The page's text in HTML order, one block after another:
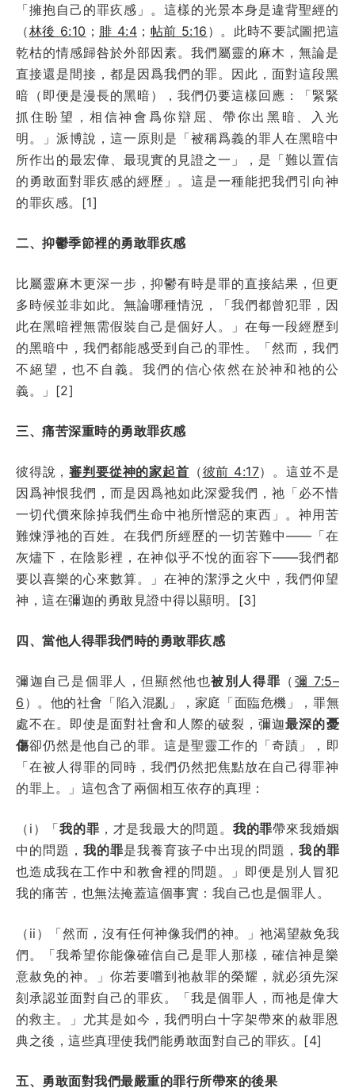
「擁抱自己的罪疚感」。這樣的光景本身是違背聖經的
（林後 6:10 ； 腓 4:4 ； 帖前 5:16 ）。此時不要試圖把這
乾枯的情感歸咎於外部因素。我們屬靈的麻木，無論是
直接還是間接，都是因爲我們的罪。因此，面對這段黑
暗（即便是漫長的黑暗），我們仍要這樣回應：「緊緊
抓住盼望，相信神會爲你辯屈、帶你出黑暗、入光
明。」派博說，這一原則是「被稱爲義的罪人在黑暗中
所作出的最宏偉、最現實的見證之一」，是「難以置信
的勇敢面對罪疚感的經歷」。這是一種能把我們引向神
的罪疚感。 [1]
二、抑鬱季節裡的勇敢罪疚感
比屬靈麻木更深一步，抑鬱有時是罪的直接結果，但更
多時候並非如此。無論哪種情況，「我們都曾犯罪，因
此在黑暗裡無需假裝自己是個好人。」在每一段經歷到
的黑暗中，我們都能感受到自己的罪性。「然而，我們
不絕望，也不自義。我們的信心依然在於神和祂的公
義。」[2]
三、痛苦深重時的勇敢罪疚感
彼得說，審判要從神的家起首 （彼前 4:17）。這並不是
因爲神恨我們，而是因爲祂如此深愛我們，祂「必不惜
一切代價來除掉我們生命中祂所憎惡的東西」。神用苦
難煉淨祂的百姓。在我們所經歷的一切苦難中——「在
灰燼下，在陰影裡，在神似乎不悅的面容下——我們都
要以喜樂的心來數算。」在神的潔淨之火中，我們仰望
神，這在彌迦的勇敢見證中得以顯明。[3]
四、當他人得罪我們時的勇敢罪疚感
彌迦自己是個罪人，但顯然他也被別人得罪 （ 彌 7:5–
6 ）。他的社會「陷入混亂」，家庭「面臨危機」，罪無
處不在。即使是面對社會和人際的破裂，彌迦最深的憂
傷卻仍然是他自己的罪。這是聖靈工作的「奇蹟」，即
「在被人得罪的同時，我們仍然把焦點放在自己得罪神
的罪上。」這包含了兩個相互依存的真理：
（i）「我的罪 ，才是我最大的問題。 我的罪帶來我婚姻
中的問題，我的罪是我養育孩子中出現的問題，我的罪
也造成我在工作中和教會裡的問題。」即便是別人冒犯
我的痛苦，也無法掩蓋這個事實：我自己也是個罪人。
（ii）「然而，沒有任何神像我們的神。」祂渴望赦免我
們。「我希望你能像確信自己是罪人那樣，確信神是樂
意赦免的神。」你若要嚐到祂赦罪的榮耀，就必須先深
刻承認並面對自己的罪疚。「我是個罪人，而祂是偉大
的救主。」尤其是如今，我們明白十字架帶來的赦罪恩
典之後，這些真理使我們能勇敢面對自己的罪疚。[4]
五、勇敢面對我們最嚴重的罪行所帶來的後果